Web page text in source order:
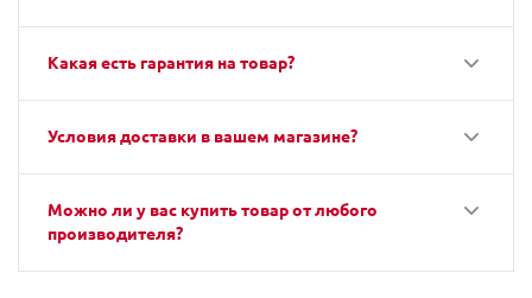
Какая есть гарантия на товар?
Условия доставки в вашем магазине?
Можно ли у вас купить товар от любого
производителя?